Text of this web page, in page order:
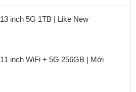
inch 5G 1TB | Like New
inch WiFi + 5G 256GB | Mới